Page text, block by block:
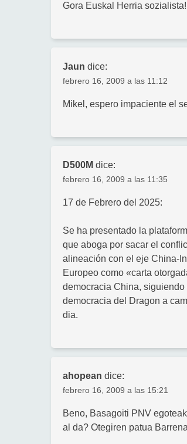
Gora Euskal Herria sozialista!
Jaun dice:
febrero 16, 2009 a las 11:12
Mikel, espero impaciente el
D500M dice:
febrero 16, 2009 a las 11:35
17 de Febrero del 2025:
Se ha presentado la
que aboga por sacar el
alineación con el eje China-
Europeo como «carta
democracia China,
democracia del Dragon a
dia.
ahopean dice:
febrero 16, 2009 a las 15:21
Beno, Basagoiti PNV
al da? Otegiren patua